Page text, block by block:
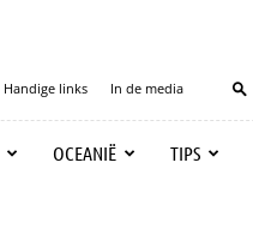
Handige links In de media
OCEANIË TIPS